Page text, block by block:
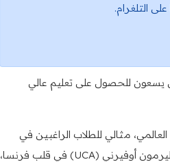
التلغرام.
يسعون للحصول على تعليم عالي
مثالي للطلاب الراغبين في
مواصلة تعليمهم العالي في بيئة أكاديمية ديناميكية وداعمة. تقع جامعة كليرمون أوفيرني (UCA) في قلب فرنسا،